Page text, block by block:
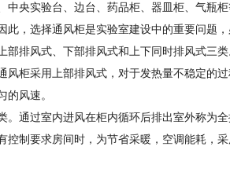
中央实验台、边台、药品柜、器皿柜、气瓶
，选择通风柜是实验室建设中的重要问题，
部排风式、下部排风式和上下同时排风式三
风柜采用上部排风式，对于发热量不稳定的
的风速。
。通过室内进风在柜内循环后排出室外称为
控制要求房间时，为节省采暖，空调能耗，